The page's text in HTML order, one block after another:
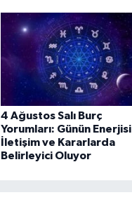
4 Ağustos Salı Burç
Yorumları: Günün Enerjisi
İletişim ve Kararlarda
Belirleyici Oluyor